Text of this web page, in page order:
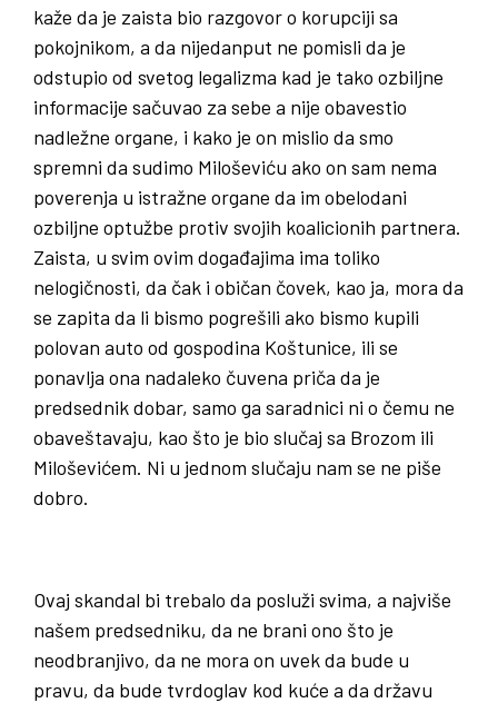
kaže da je zaista bio razgovor o korupciji sa
pokojnikom, a da nijedanput ne pomisli da je
odstupio od svetog legalizma kad je tako ozbiljne
informacije sačuvao za sebe a nije obavestio
nadležne organe, i kako je on mislio da smo
spremni da sudimo Miloševiću ako on sam nema
poverenja u istražne organe da im obelodani
ozbiljne optužbe protiv svojih koalicionih partnera.
Zaista, u svim ovim događajima ima toliko
nelogičnosti, da čak i običan čovek, kao ja, mora da
se zapita da li bismo pogrešili ako bismo kupili
polovan auto od gospodina Koštunice, ili se
ponavlja ona nadaleko čuvena priča da je
predsednik dobar, samo ga saradnici ni o čemu ne
obaveštavaju, kao što je bio slučaj sa Brozom ili
Miloševićem. Ni u jednom slučaju nam se ne piše
dobro.
Ovaj skandal bi trebalo da posluži svima, a najviše
našem predsedniku, da ne brani ono što je
neodbranjivo, da ne mora on uvek da bude u
pravu, da bude tvrdoglav kod kuće a da državu